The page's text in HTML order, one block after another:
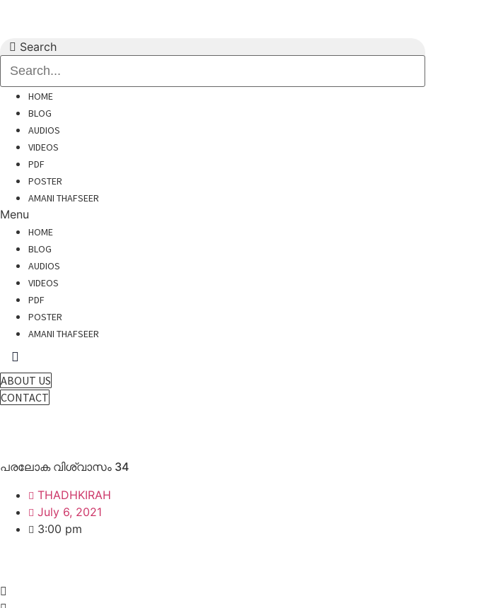
contentSearch
HOME
BLOG
AUDIOS
VIDEOS
PDF
POSTER
AMANI THAFSEER
Menu
HOME
BLOG
AUDIOS
VIDEOS
PDF
POSTER
AMANI THAFSEER
ABOUT US
CONTACT
പരലോക വിശ്വാസം 34
THADHKIRAH
July 6, 2021
3:00 pm